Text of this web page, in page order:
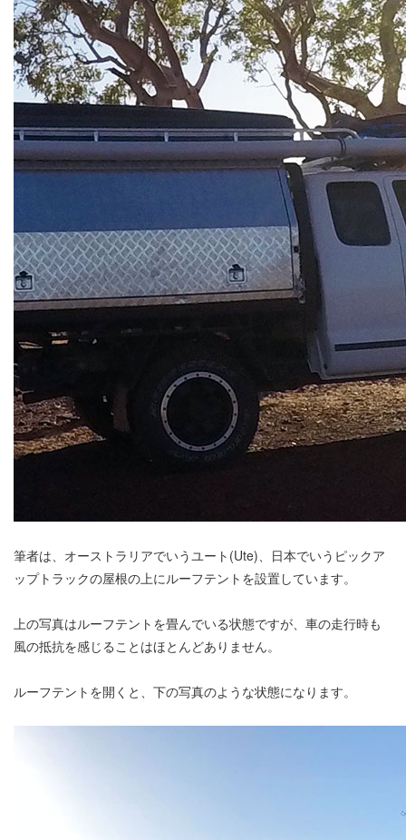
筆者は、オーストラリアでいうユート(Ute)、日本でいうピックア
ップトラックの屋根の上にルーフテントを設置しています。
上の写真はルーフテントを畳んでいる状態ですが、車の走行時も
風の抵抗を感じることはほとんどありません。
ルーフテントを開くと、下の写真のような状態になります。